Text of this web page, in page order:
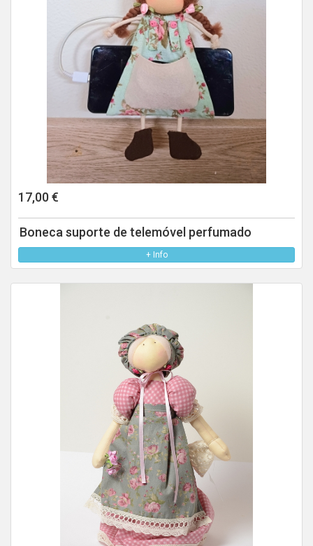
17,00 €
Boneca suporte de telemóvel perfumado
+ Info